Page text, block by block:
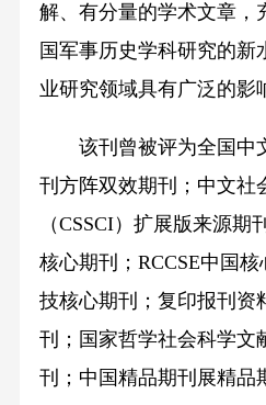
解、有分量的学术文章，
国军事历史学科研究的新
业研究领域具有广泛的影
该刊曾被评为全国中
刊方阵双效期刊；中文社
（CSSCI）扩展版来源期
核心期刊； RCCSE中国核
技核心期刊；复印报刊资
刊；国家哲学社会科学文
刊；中国精品期刊展精品